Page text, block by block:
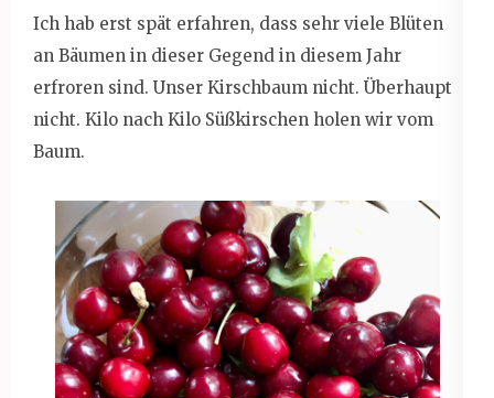
Ich hab erst spät erfahren, dass sehr viele Blüten
an Bäumen in dieser Gegend in diesem Jahr
erfroren sind. Unser Kirschbaum nicht. Überhaupt
nicht. Kilo nach Kilo Süßkirschen holen wir vom
Baum.